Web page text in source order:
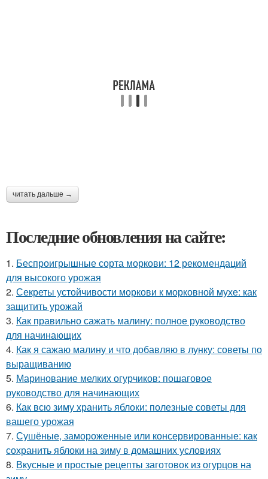
читать дальше →
Последние обновления на сайте:
1. Беспроигрышные сорта моркови: 12 рекомендаций
для высокого урожая
2. Секреты устойчивости моркови к морковной мухе: как
защитить урожай
3. Как правильно сажать малину: полное руководство
для начинающих
4. Как я сажаю малину и что добавляю в лунку: советы по
выращиванию
5. Маринование мелких огурчиков: пошаговое
руководство для начинающих
6. Как всю зиму хранить яблоки: полезные советы для
вашего урожая
7. Сушёные, замороженные или консервированные: как
сохранить яблоки на зиму в домашних условиях
8. Вкусные и простые рецепты заготовок из огурцов на